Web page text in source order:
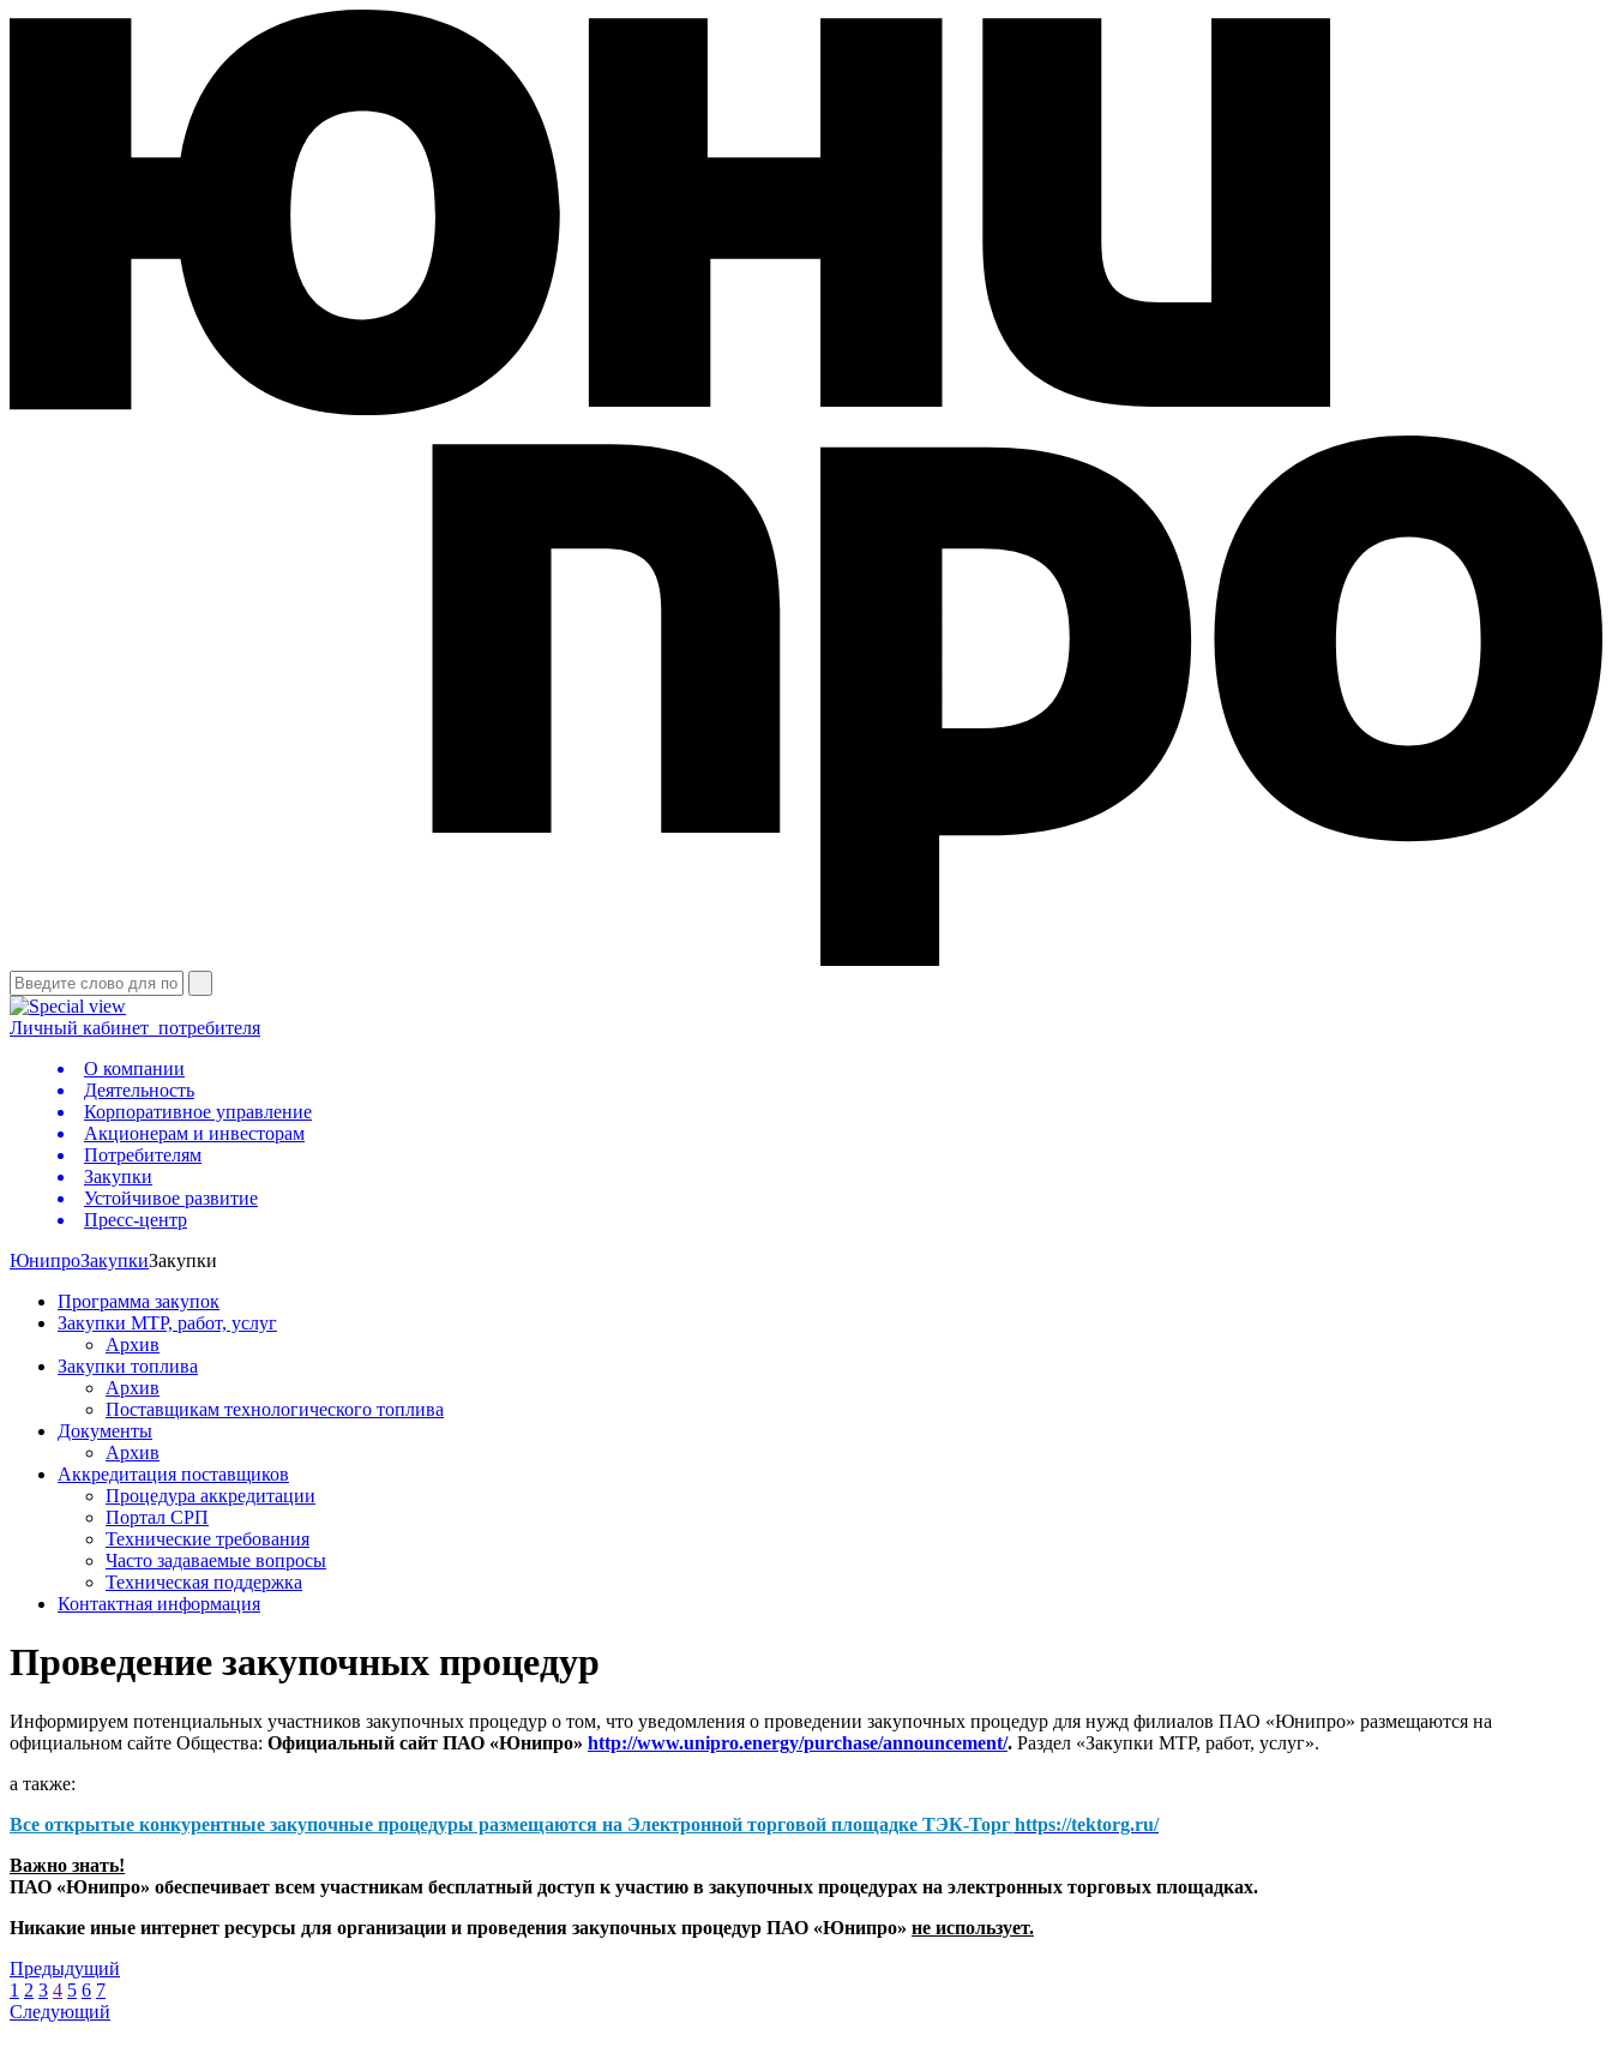
Личный кабинет потребителя
О компании
Деятельность
Корпоративное управление
Акционерам и инвесторам
Потребителям
Закупки
Устойчивое развитие
Пресс-центр
ЮнипроЗакупкиЗакупки
Программа закупок
Закупки МТР, работ, услуг
Архив
Закупки топлива
Архив
Поставщикам технологического топлива
Документы
Архив
Аккредитация поставщиков
Процедура аккредитации
Портал СРП
Технические требования
Часто задаваемые вопросы
Техническая поддержка
Контактная информация
Проведение закупочных процедур
Информируем потенциальных участников закупочных процедур о том, что уведомления о проведении закупочных процедур для нужд филиалов ПАО «Юнипро» размещаются на
официальном сайте Общества: Официальный сайт ПАО «Юнипро» http://www.unipro.energy/purchase/announcement/. Раздел «Закупки МТР, работ, услуг».
а также:
Все открытые конкурентные закупочные процедуры размещаются на Электронной торговой площадке ТЭК-Торг https://tektorg.ru/
Важно знать!
ПАО «Юнипро» обеспечивает всем участникам бесплатный доступ к участию в закупочных процедурах на электронных торговых площадках.
Никакие иные интернет ресурсы для организации и проведения закупочных процедур ПАО «Юнипро» не использует.
Предыдущий
1 2 3 4 5 6 7
Следующий